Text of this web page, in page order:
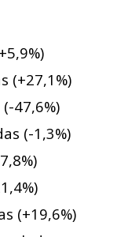
(+27,1%)
47,6%)
(-1,3%)
(+19,6%)